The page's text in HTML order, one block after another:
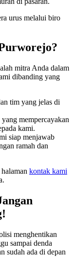
urus melalui biro
mitra Anda dalam
dibanding yang
tim yang jelas di
mempercayakan
kami.
siap menjawab
ramah dan
kontak kami
menghentikan
sampai denda
sudah ada di depan